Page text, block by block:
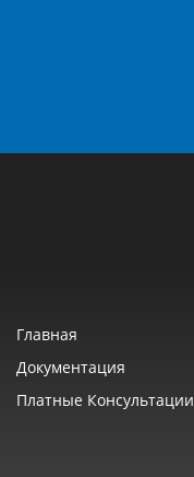
Главная
Документация
Платные Консультации